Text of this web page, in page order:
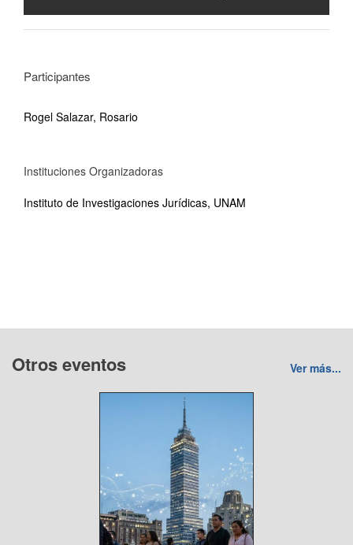
Participantes
Rogel Salazar, Rosario
Instituciones Organizadoras
Instituto de Investigaciones Jurídicas, UNAM
Otros eventos Ver más...